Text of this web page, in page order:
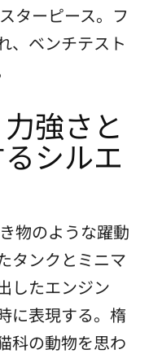
ターピース。フ
、ベンチテスト
強さと
シルエ
物のような躍動
タンクとミニマ
したエンジン
に表現する。楕
科の動物を思わ